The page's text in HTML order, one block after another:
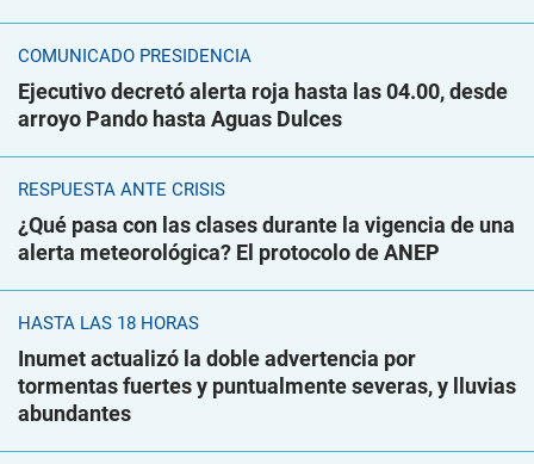
COMUNICADO PRESIDENCIA
Ejecutivo decretó alerta roja hasta las 04.00, desde
arroyo Pando hasta Aguas Dulces
RESPUESTA ANTE CRISIS
¿Qué pasa con las clases durante la vigencia de una
alerta meteorológica? El protocolo de ANEP
HASTA LAS 18 HORAS
Inumet actualizó la doble advertencia por
tormentas fuertes y puntualmente severas, y lluvias
abundantes